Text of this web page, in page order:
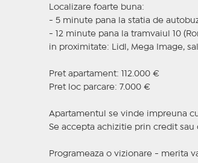
Localizare foarte buna:
- 5 minute pana la statia de
- 12 minute pana la tramvaiul 10
in proximitate: Lidl, Mega Image,
Pret apartament: 112.000 €
Pret loc parcare: 7.000 €
Apartamentul se vinde impreuna
Se accepta achizitie prin credit sau
Programeaza o vizionare - merita